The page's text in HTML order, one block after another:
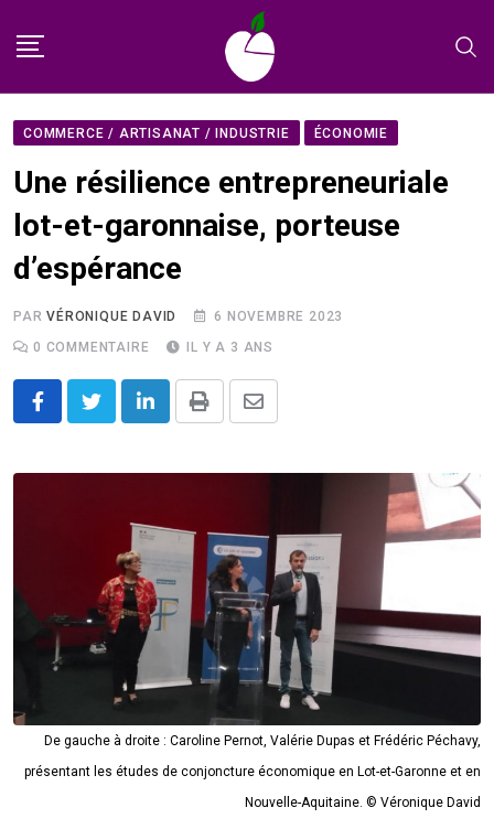
COMMERCE / ARTISANAT / INDUSTRIE ÉCONOMIE
Une résilience entrepreneuriale
lot-et-garonnaise, porteuse
d’espérance
PARVÉRONIQUE DAVID
6 NOVEMBRE 2023
0 COMMENTAIRE IL Y A 3 ANS
LinkedInPrint
Share
Email
De gauche à droite : Caroline Pernot, Valérie Dupas et Frédéric Péchavy,
présentant les études de conjoncture économique en Lot-et-Garonne et en
Nouvelle-Aquitaine. © Véronique David